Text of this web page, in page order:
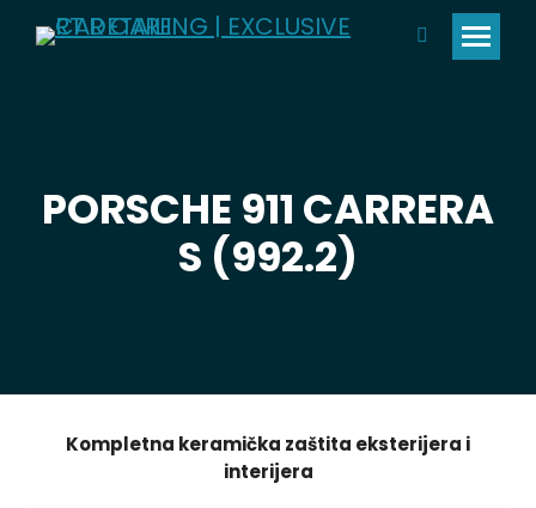
Pretraga:
PORSCHE 911 CARRERA
S (992.2)
Kompletna keramička zaštita eksterijera i
interijera